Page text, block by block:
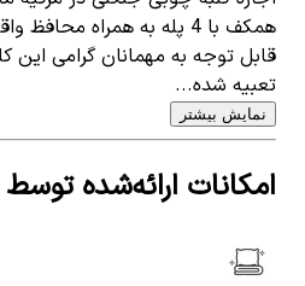
همکف با 4 پله به همراه محافظ واقع شده است.
قابل توجه به مهمانان گرامی این
تعبیه شده...
نمایش بیشتر
امکانات ارائه‌شده توسط